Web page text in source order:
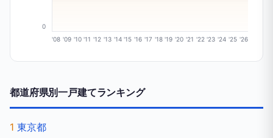
0
'08 '09 '10 '11 '12 '13 '14 '15 '16 '17 '18 '19 '20 '21 '22 '23 '24 '25 '26
都道府県別一戸建てランキング
1 東京都